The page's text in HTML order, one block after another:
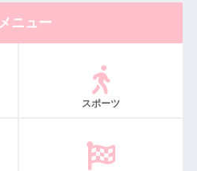
メニュー
スポーツ